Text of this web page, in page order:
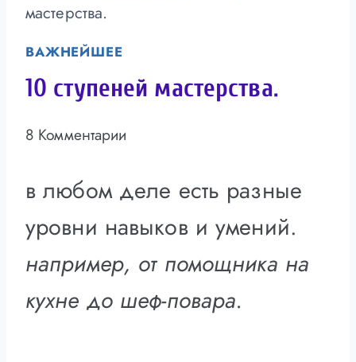
мастерства.
ВАЖНЕЙШЕЕ
10 ступеней мастерства.
8 Комментарии
в любом деле есть разные
уровни навыков и умений.
например, от помощника на
кухне до шеф-повара.